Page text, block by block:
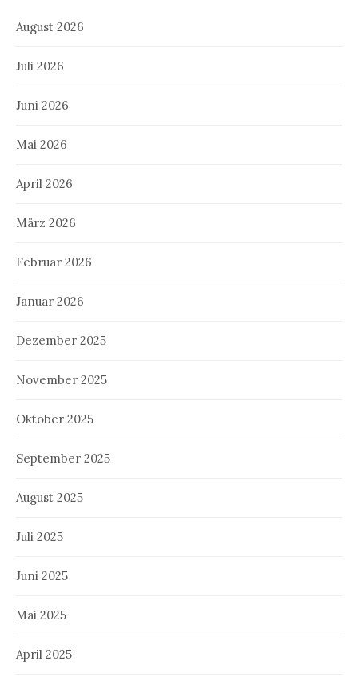
August 2026
Juli 2026
Juni 2026
Mai 2026
April 2026
März 2026
Februar 2026
Januar 2026
Dezember 2025
November 2025
Oktober 2025
September 2025
August 2025
Juli 2025
Juni 2025
Mai 2025
April 2025